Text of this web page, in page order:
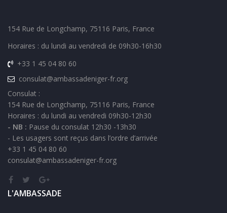
154 Rue de Longchamp, 75116 Paris, France
Horaires : du lundi au vendredi de 09h30-16h30
+33 1 45 04 80 60
consulat@ambassadeniger-fr.org
Consulat :
154 Rue de Longchamp, 75116 Paris, France
Horaires : du lundi au vendredi 09h30-12h30
- NB : Pause du consulat 12h30 -13h30
- Les usagers sont reçus dans l’ordre d’arrivée
+33 1 45 04 80 60
consulat@ambassadeniger-fr.org
L'AMBASSADE